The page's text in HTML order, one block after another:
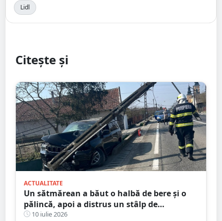
Lidl
Citește și
ACTUALITATE
Un sătmărean a băut o halbă de bere și o
pălincă, apoi a distrus un stâlp de
electricitate
10 iulie 2026